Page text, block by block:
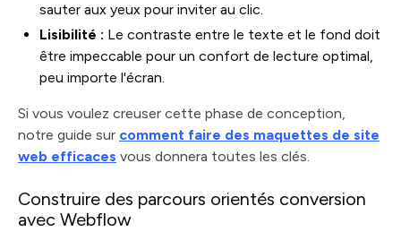
sauter aux yeux pour inviter au clic.
Lisibilité : Le contraste entre le texte et le fond doit
être impeccable pour un confort de lecture optimal,
peu importe l'écran.
Si vous voulez creuser cette phase de conception,
notre guide sur comment faire des maquettes de site
web efficaces vous donnera toutes les clés.
Construire des parcours orientés conversion
avec Webflow